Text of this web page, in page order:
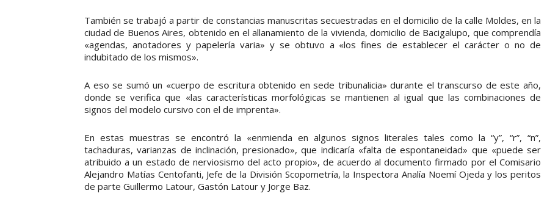
También se trabajó a partir de constancias manuscritas secuestradas en el domicilio de la calle Moldes, en la
ciudad de Buenos Aires, obtenido en el allanamiento de la vivienda, domicilio de Bacigalupo, que comprendía
«agendas, anotadores y papelería varia» y se obtuvo a «los fines de establecer el carácter o no de
indubitado de los mismos».
A eso se sumó un «cuerpo de escritura obtenido en sede tribunalicia» durante el transcurso de este año,
donde se verifica que «las características morfológicas se mantienen al igual que las combinaciones de
signos del modelo cursivo con el de imprenta».
En estas muestras se encontró la «enmienda en algunos signos literales tales como la “y”, “r”, “n”,
tachaduras, varianzas de inclinación, presionado», que indicaría «falta de espontaneidad» que «puede ser
atribuido a un estado de nerviosismo del acto propio», de acuerdo al documento firmado por el Comisario
Alejandro Matías Centofanti, Jefe de la División Scopometría, la Inspectora Analía Noemí Ojeda y los peritos
de parte Guillermo Latour, Gastón Latour y Jorge Baz.